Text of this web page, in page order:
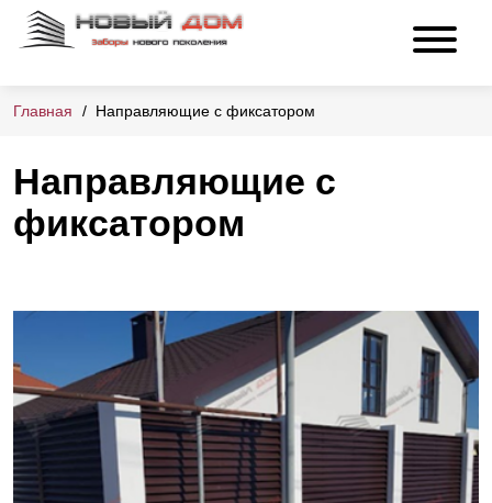
Главная Направляющие с фиксатором
Направляющие с
фиксатором